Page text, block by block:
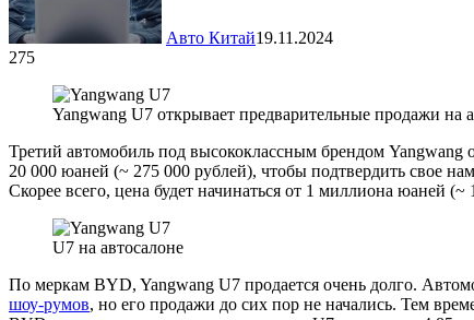
Авто Китай19.11.2024
275
Yangwang U7 открывает предварительные продажи на
Третий автомобиль под высококлассным брендом
20 000 юаней (~ 275 000 рублей), чтобы подтвердить свое
Скорее всего, цена будет начинаться от 1 миллиона юаней (~
U7 на автосалоне
По меркам BYD, Yangwang U7 продается очень долго.
шоу-румов, но его продажи до сих пор не начались. Тем